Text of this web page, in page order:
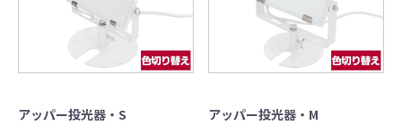
アッパー投光器・S アッパー投光器・M